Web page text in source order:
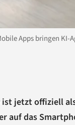
Apps bringen
ist jetzt offiziell
auf das